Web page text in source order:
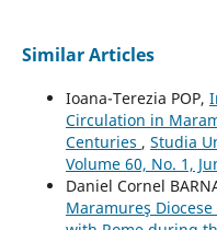
Similar Articles
Ioana-Terezia POP,
Circulation in
Centuries , Studia
Volume 60, No. 1,
Daniel Cornel
Maramureş